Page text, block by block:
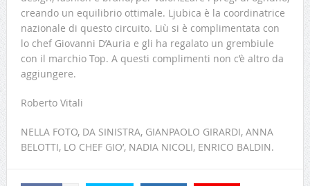
creando un equilibrio ottimale. Ljubica è la coordinatrice
nazionale di questo circuito. Liù si è complimentata con
lo chef Giovanni D’Auria e gli ha regalato un grembiule
con il marchio Top. A questi complimenti non c’è altro da
aggiungere.
Roberto Vitali
NELLA FOTO, DA SINISTRA, GIANPAOLO GIRARDI, ANNA
BELOTTI, LO CHEF GIO’, NADIA NICOLI, ENRICO BALDIN.